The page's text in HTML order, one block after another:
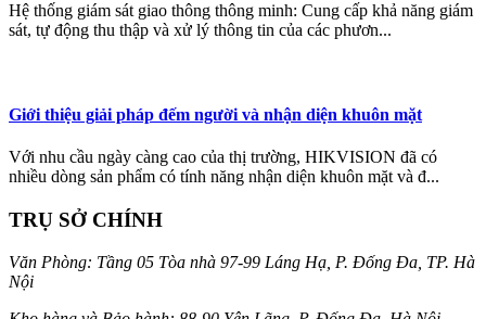
Hệ thống giám sát giao thông thông minh: Cung cấp khả năng giám
sát, tự động thu thập và xử lý thông tin của các phươn...
Giới thiệu giải pháp đếm người và nhận diện khuôn mặt
Với nhu cầu ngày càng cao của thị trường, HIKVISION đã có
nhiều dòng sản phẩm có tính năng nhận diện khuôn mặt và đ...
TRỤ SỞ CHÍNH
Văn Phòng: Tầng 05 Tòa nhà 97-99 Láng Hạ, P. Đống Đa, TP. Hà
Nội